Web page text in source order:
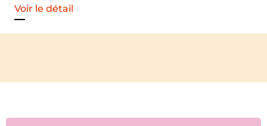
Voir le détail